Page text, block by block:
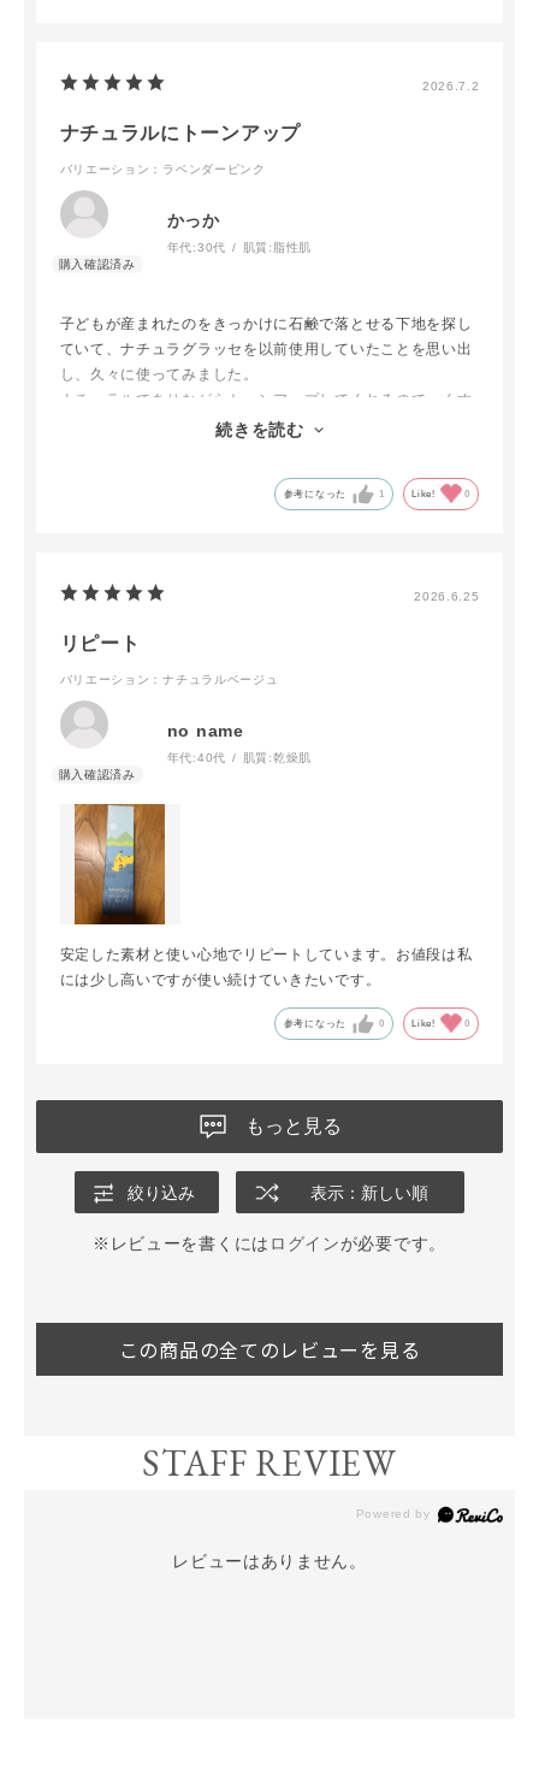
2026.7.2
ナチュラルにトーンアップ
バリエーション：ラベンダーピンク
かっか
年代:30代 肌質: 脂性肌
子どもが産まれたのをきっかけに石鹸で落とせる下地を探し
ていて、ナチュラグラッセを以前使用していたことを思い出
し、久々に使ってみました。
ナチュラルでありながらトーンアップしてくれるので、くす
んだ肌に相性がいいなと感じています。
続きを読む
参考になった 1 Like! 0
2026.6.25
リピート
バリエーション：ナチュラルベージュ
no name
年代:40代 肌質:乾燥肌
安定した素材と使い心地でリピートしています。お値段は私
には少し高いですが使い続けていきたいです。
参考になった 0 Like! 0
もっと見る
絞り込み 表示：新しい順
※レビューを書くには ログインが必要です。
この商品の全てのレビューを見る
STAFF REVIEW
レビューはありません。